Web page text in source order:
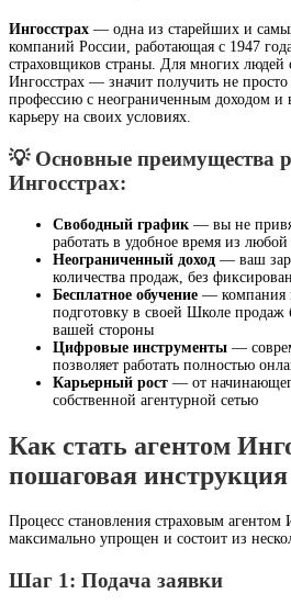
Ингосстрах — одна из старейших и
компаний России, работающая с 1947
страховщиков страны. Для многих людей
Ингосстрах — значит получить не
профессию с неограниченным доходом и
карьеру на своих условиях.
💡 Основные преимущества
Ингосстрах:
Свободный график — вы не
работать в удобное время из
Неограниченный доход — ваш
количества продаж, без
Бесплатное обучение — компания
подготовку в своей Школе продаж
вашей стороны
Цифровые инструменты —
позволяет работать полностью
Карьерный рост — от
собственной агентурной сетью
Как стать агентом
пошаговая инструкция
Процесс становления страховым
максимально упрощен и состоит из
Шаг 1: Подача заявки